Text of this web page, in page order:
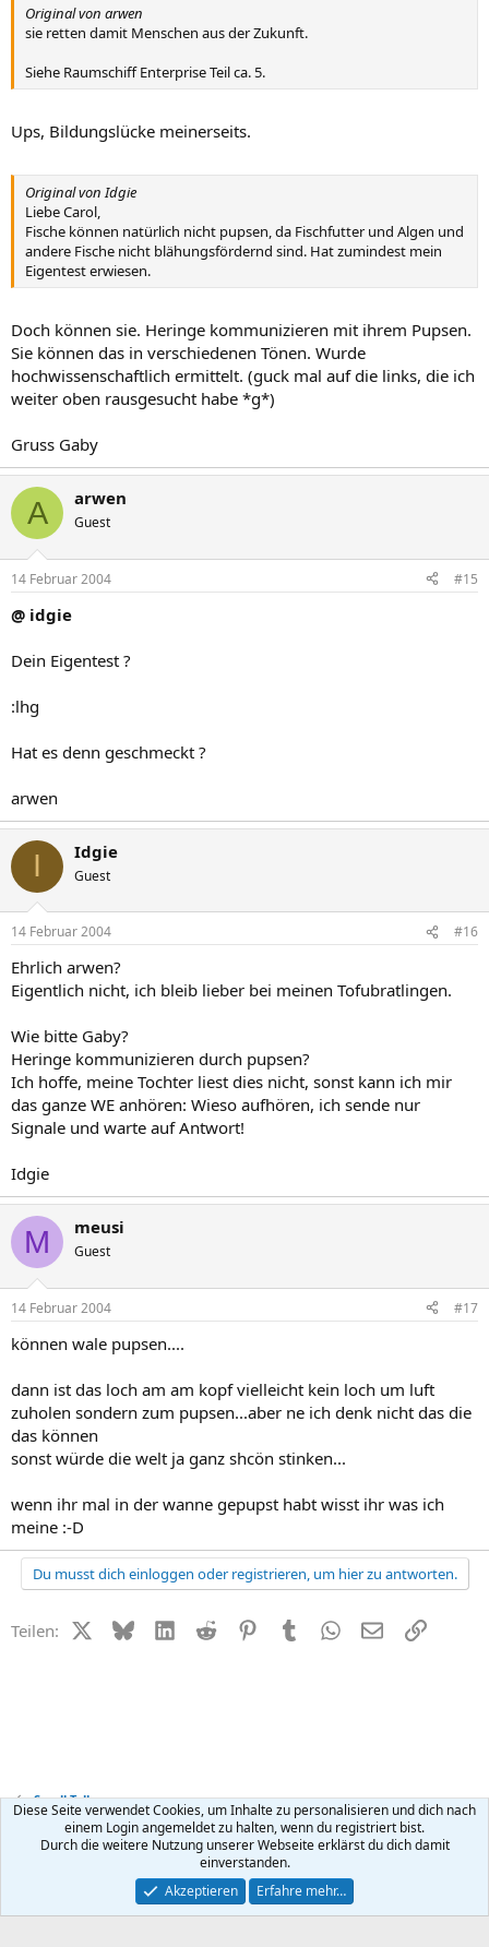
Original von arwen
sie retten damit Menschen aus der Zukunft.
Siehe Raumschiff Enterprise Teil ca. 5.
Ups, Bildungslücke meinerseits.
Original von Idgie
Liebe Carol,
Fische können natürlich nicht pupsen, da Fischfutter und Algen und
andere Fische nicht blähungsfördernd sind. Hat zumindest mein
Eigentest erwiesen.
Doch können sie. Heringe kommunizieren mit ihrem Pupsen.
Sie können das in verschiedenen Tönen. Wurde
hochwissenschaftlich ermittelt. (guck mal auf die links, die ich
weiter oben rausgesucht habe *g*)
Gruss Gaby
A arwen
Guest
14 Februar 2004 #15
@ idgie
Dein Eigentest ?
:lhg
Hat es denn geschmeckt ?
arwen
I Idgie
Guest
14 Februar 2004 #16
Ehrlich arwen?
Eigentlich nicht, ich bleib lieber bei meinen Tofubratlingen.
Wie bitte Gaby?
Heringe kommunizieren durch pupsen?
Ich hoffe, meine Tochter liest dies nicht, sonst kann ich mir
das ganze WE anhören: Wieso aufhören, ich sende nur
Signale und warte auf Antwort!
Idgie
M meusi
Guest
14 Februar 2004 #17
können wale pupsen....
dann ist das loch am am kopf vielleicht kein loch um luft
zuholen sondern zum pupsen...aber ne ich denk nicht das die
das können
sonst würde die welt ja ganz shcön stinken...
wenn ihr mal in der wanne gepupst habt wisst ihr was ich
meine :-D
Du musst dich einloggen oder registrieren, um hier zu antworten.
Teilen: X (Twitter)
BlueskyLinkedIn
Reddit PinterestTumblr WhatsApp
E-MailLink
Small Talk
Kontakt Nutzungsbedingungen Datenschutz Hilfe
R
Community platform by XenForo ® © 2010-2026 XenForo Ltd.
Diese Seite verwendet Cookies, um Inhalte zu personalisieren und dich nach
einem Login angemeldet zu halten, wenn du registriert bist.
Durch die weitere Nutzung unserer Webseite erklärst du dich damit
einverstanden.
Akzeptieren
Erfahre mehr…